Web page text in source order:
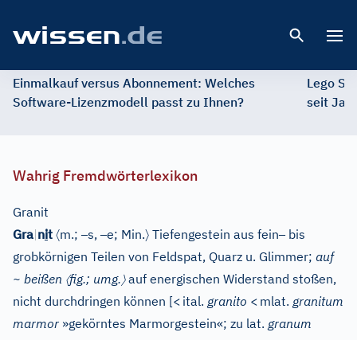
Einmalkauf versus Abonnement: Welches
Software-Lizenzmodell passt zu Ihnen?
Lego
seit
Wahrig Fremdwörterlexikon
Granit
Gra|nit 〈m.;–s,–e; Min.〉 Tiefengestein aus fein–bis
grobkörnigen Teilen von Feldspat, Quarz u. Glimmer; auf
~ beißen 〈fig.; umg. 〉auf energischen Widerstand stoßen,
nicht durchdringen können [< ital. granito < mlat. granitum
marmor »gekörntes Marmorgestein«; zu lat. granum